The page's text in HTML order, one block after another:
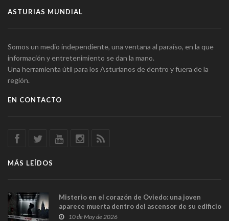
ASTURIAS MUNDIAL
Somos un medio independiente, una ventana al paraíso, en la que
información y entretenimiento se dan la mano.
Una herramienta útil para los Asturianos de dentro y fuera de la
región.
EN CONTACTO
MÁS LEÍDOS
Misterio en el corazón de Oviedo: una joven
aparece muerta dentro del ascensor de su edificio
y las cámaras captan sus últimos minutos
10 de May de 2026